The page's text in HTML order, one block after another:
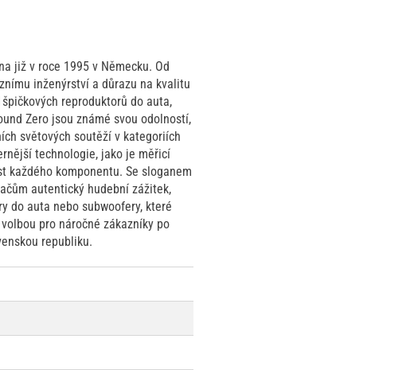
již v roce 1995 v Německu. Od
inženýrství a důrazu na kvalitu
reproduktorů do auta,
Zero jsou známé svou odolností,
světových soutěží v kategoriích
technologie, jako je měřicí
každého komponentu. Se sloganem
autentický hudební zážitek,
do auta nebo subwoofery, které
pro náročné zákazníky po
republiku.